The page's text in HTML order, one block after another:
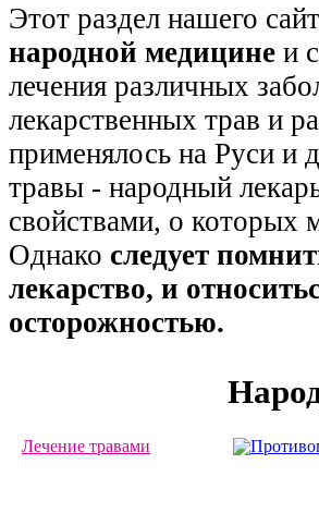
Этот раздел нашего
народной медицине и
лечения различных
лекарственных трав и
применялось на Руси и
травы - народный
свойствами, о которых
Однако следует
лекарство, и
осторожностью.
Лечение травами